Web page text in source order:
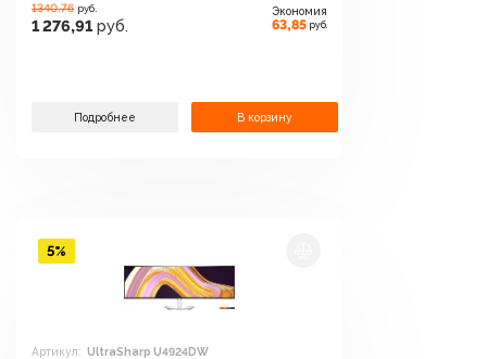
1340.76 руб.
1 276,91 руб.
Экономия
63,85 руб.
Подробнее В корзину
Артикул: UltraSharp U4924DW
5%